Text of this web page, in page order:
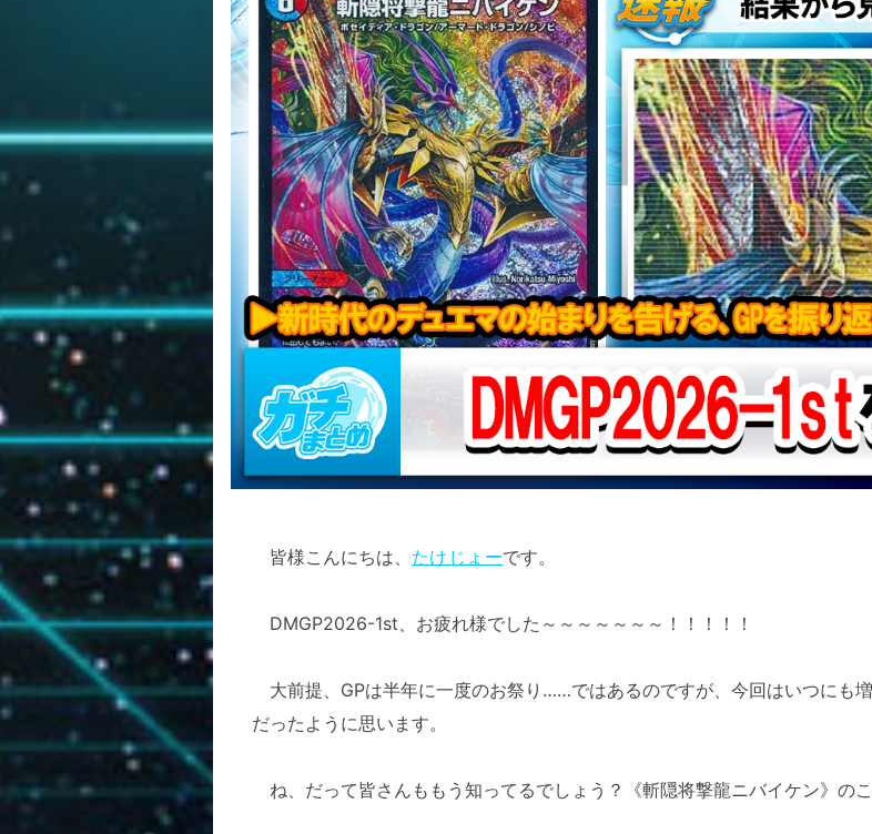
皆様こんにちは、 たけじょーです。
DMGP2026-1st、お疲れ様でした～～～～～～～！！！！！
大前提、GPは半年に一度のお祭り……ではあるのですが、今回はいつにも
だったように思います。
ね、だって皆さんももう知ってるでしょう？《斬隠将撃龍ニバイケン》の